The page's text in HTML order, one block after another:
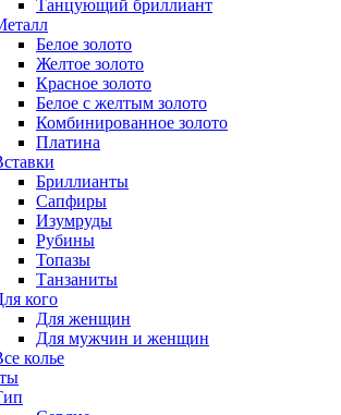
Танцующий бриллиант
Белое золото
Желтое золото
Красное золото
Белое с желтым золото
Комбинированное золото
Платина
Бриллианты
Сапфиры
Изумруды
Рубины
Топазы
Танзаниты
кого
Для женщин
Для мужчин и женщин
колье